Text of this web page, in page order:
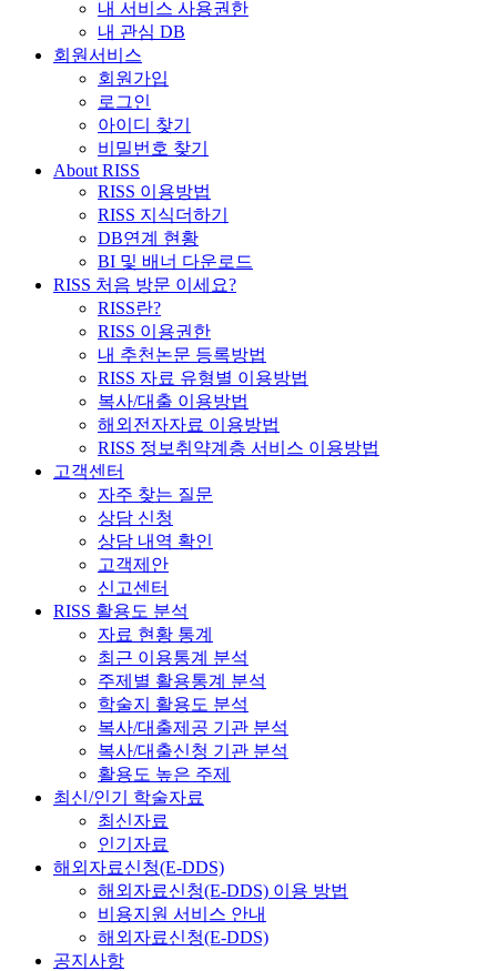
내 서비스 사용권한
내 관심 DB
회원서비스
회원가입
로그인
아이디 찾기
비밀번호 찾기
About RISS
RISS 이용방법
RISS 지식더하기
DB연계 현황
BI 및 배너 다운로드
RISS 처음 방문 이세요?
RISS란?
RISS 이용권한
내 추천논문 등록방법
RISS 자료 유형별 이용방법
복사/대출 이용방법
해외전자자료 이용방법
RISS 정보취약계층 서비스 이용방법
고객센터
자주 찾는 질문
상담 신청
상담 내역 확인
고객제안
신고센터
RISS 활용도 분석
자료 현황 통계
최근 이용통계 분석
주제별 활용통계 분석
학술지 활용도 분석
복사/대출제공 기관 분석
복사/대출신청 기관 분석
활용도 높은 주제
최신/인기 학술자료
최신자료
인기자료
해외자료신청(E-DDS)
해외자료신청(E-DDS) 이용 방법
비용지원 서비스 안내
해외자료신청(E-DDS)
공지사항